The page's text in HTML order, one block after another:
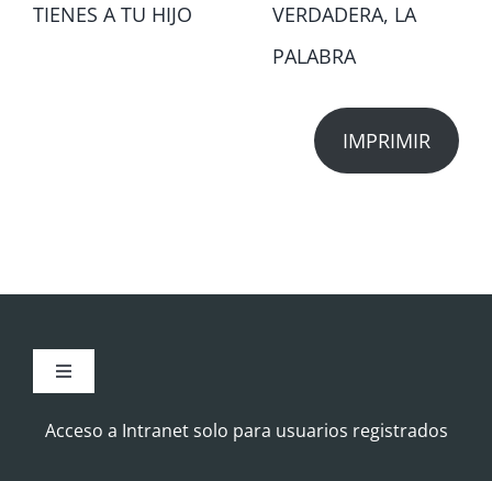
TIENES A TU HIJO
VERDADERA, LA
PALABRA
IMPRIMIR
Toggle
Aviso Legal
Acceso a Intranet solo para usuarios registrados